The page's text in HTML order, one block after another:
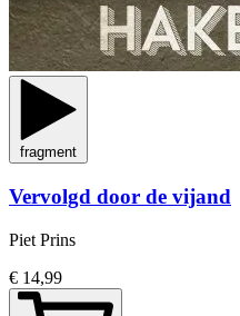
fragment
Vervolgd door de vijand
Piet Prins
€ 14,99